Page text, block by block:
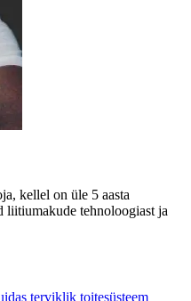
kellel on üle 5 aasta
tehnoloogiast ja